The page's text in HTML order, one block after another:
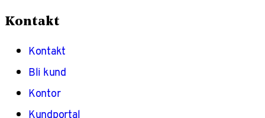
Kontakt
Kontakt
Bli kund
Kontor
Kundportal